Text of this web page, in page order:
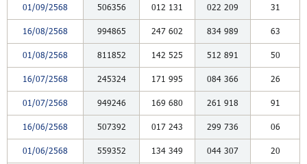
01/09/2568 506356 012 131 022 209 31
16/08/2568 994865 247 602 834 989 63
01/08/2568 811852 142 525 512 891 50
16/07/2568 245324 171 995 084 366 26
01/07/2568 949246 169 680 261 918 91
16/06/2568 507392 017 243 299 736 06
01/06/2568 559352 134 349 044 307 20